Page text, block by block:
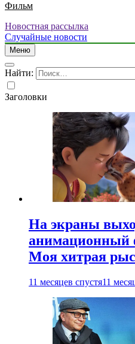
Фильм
Новостная рассылка
Случайные новости
Меню
Найти:
Заголовки
На экраны
анимационный
Моя хитрая
11 месяцев спустя11